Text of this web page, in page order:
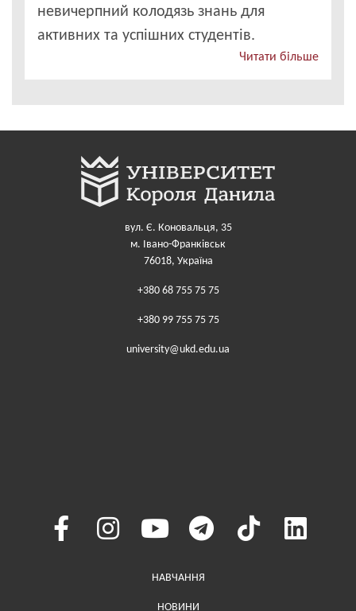
невичерпний колодязь знань для
активних та успішних студентів.
Читати більше
вул. Є. Коновальця, 35
м. Івано-Франківськ
76018, Україна
+380 68 755 75 75
+380 99 755 75 75
university@ukd.edu.ua
Меню у хедері
НАВЧАННЯ
НОВИНИ